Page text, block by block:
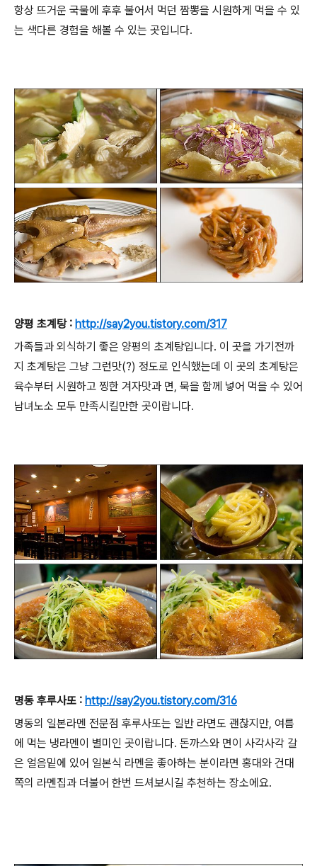
항상 뜨거운 국물에 후후 불어서 먹던 짬뽕을 시원하게 먹을 수 있
는 색다른 경험을 해볼 수 있는 곳입니다.
양평 초계탕 : http://say2you.tistory.com/317
가족들과 외식하기 좋은 양평의 초계탕입니다. 이 곳을 가기전까
지 초계탕은 그냥 그런맛(?) 정도로 인식했는데 이 곳의 초계탕은
육수부터 시원하고 찡한 겨자맛과 면, 묵을 함께 넣어 먹을 수 있어
남녀노소 모두 만족시킬만한 곳이랍니다.
명동 후루사또 : http://say2you.tistory.com/316
명동의 일본라멘 전문점 후루사또는 일반 라면도 괜찮지만, 여름
에 먹는 냉라멘이 별미인 곳이랍니다. 돈까스와 면이 사각사각 갈
은 얼음밑에 있어 일본식 라멘을 좋아하는 분이라면 홍대와 건대
쪽의 라멘집과 더불어 한번 드셔보시길 추천하는 장소에요.